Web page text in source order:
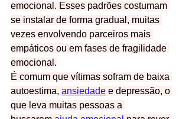
emocional. Esses padrões costumam
se instalar de forma gradual, muitas
vezes envolvendo parceiros mais
empáticos ou em fases de fragilidade
emocional.
É comum que vítimas sofram de baixa
autoestima, ansiedade e depressão, o
que leva muitas pessoas a